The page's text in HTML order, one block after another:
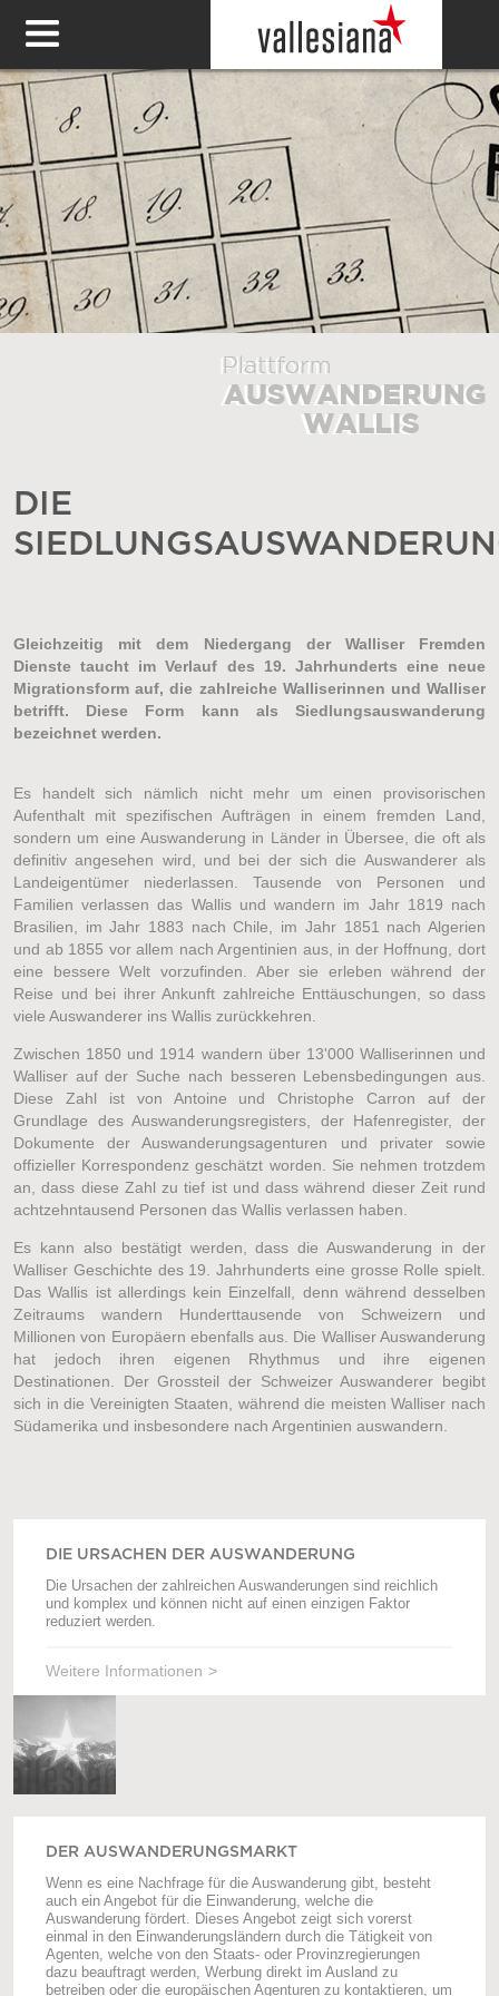
DIE
Gleichzeitig mit dem Niedergang der Walliser Fremden
Dienste taucht im Verlauf des 19. Jahrhunderts eine neue
Migrationsform auf, die zahlreiche Walliserinnen und Walliser
betrifft. Diese Form kann als Siedlungsauswanderung
bezeichnet werden.
Es handelt sich nämlich nicht mehr um einen provisorischen
Aufenthalt mit spezifischen Aufträgen in einem fremden Land,
sondern um eine Auswanderung in Länder in Übersee, die oft als
definitiv angesehen wird, und bei der sich die Auswanderer als
Landeigentümer niederlassen. Tausende von Personen und
Familien verlassen das Wallis und wandern im Jahr 1819 nach
Brasilien, im Jahr 1883 nach Chile, im Jahr 1851 nach Algerien
und ab 1855 vor allem nach Argentinien aus, in der Hoffnung, dort
eine bessere Welt vorzufinden. Aber sie erleben während der
Reise und bei ihrer Ankunft zahlreiche Enttäuschungen, so dass
viele Auswanderer ins Wallis zurückkehren.
Zwischen 1850 und 1914 wandern über 13'000 Walliserinnen und
Walliser auf der Suche nach besseren Lebensbedingungen aus.
Diese Zahl ist von Antoine und Christophe Carron auf der
Grundlage des Auswanderungsregisters, der Hafenregister, der
Dokumente der Auswanderungsagenturen und privater sowie
offizieller Korrespondenz geschätzt worden. Sie nehmen trotzdem
an, dass diese Zahl zu tief ist und dass während dieser Zeit rund
achtzehntausend Personen das Wallis verlassen haben.
Es kann also bestätigt werden, dass die Auswanderung in der
Walliser Geschichte des 19. Jahrhunderts eine grosse Rolle spielt.
Das Wallis ist allerdings kein Einzelfall, denn während desselben
Zeitraums wandern Hunderttausende von Schweizern und
Millionen von Europäern ebenfalls aus. Die Walliser Auswanderung
hat jedoch ihren eigenen Rhythmus und ihre eigenen
Destinationen. Der Grossteil der Schweizer Auswanderer begibt
sich in die Vereinigten Staaten, während die meisten Walliser nach
Südamerika und insbesondere nach Argentinien auswandern.
DIE URSACHEN DER AUSWANDERUNG
Die Ursachen der zahlreichen Auswanderungen sind reichlich
und komplex und können nicht auf einen einzigen Faktor
reduziert werden.
Weitere Informationen
DER AUSWANDERUNGSMARKT
Wenn es eine Nachfrage für die Auswanderung gibt, besteht
auch ein Angebot für die Einwanderung, welche die
Auswanderung fördert. Dieses Angebot zeigt sich vorerst
einmal in den Einwanderungsländern durch die Tätigkeit von
Agenten, welche von den Staats- oder Provinzregierungen
dazu beauftragt werden, Werbung direkt im Ausland zu
betreiben oder die europäischen Agenturen zu kontaktieren, um